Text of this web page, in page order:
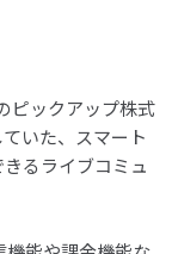
ピックアップ株式
いた、スマート
るライブコミュ